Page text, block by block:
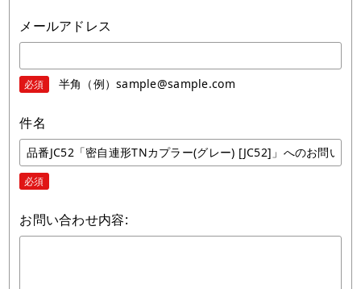
メールアドレス
必須 半角（例）sample@sample.com
件名
必須
お問い合わせ内容: